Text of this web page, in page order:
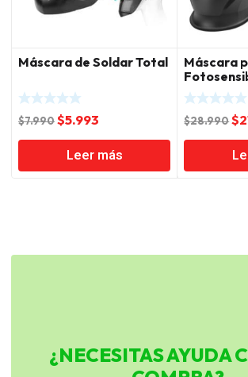
Máscara de Soldar Total
$7.990El
precio
original
era:
$5.993
precio
actual
es:
Leer más
Máscara
$28.990El
$
¿NECESITAS AYUDA